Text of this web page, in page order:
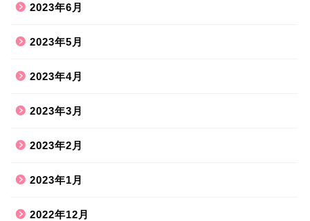
2023年6月
2023年5月
2023年4月
2023年3月
2023年2月
2023年1月
2022年12月